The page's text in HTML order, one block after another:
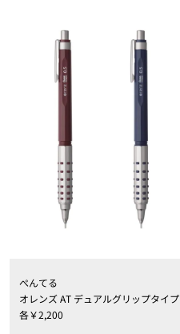
ぺんてる
オレンズ AT デュアルグリップタイプ
各￥2,200